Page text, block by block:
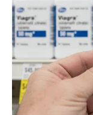
15 anos com
frasco de
mesma pode
que preferir.
lantejoulas,
desejar. Temos
irão amar poder